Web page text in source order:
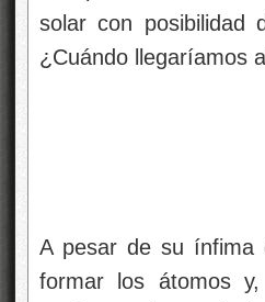
solar con posibilidad
¿Cuándo llegaríamos
A pesar de su ínfima
formar los átomos